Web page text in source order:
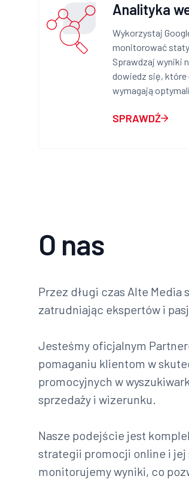
Analityka
Wykorzystaj
monitorować
Sprawdzaj wyniki
dowiedz się, które
wymagają
SPRAWDŹ
O nas
Przez długi czas Alte
zatrudniając ekspertów i
Jesteśmy oficjalnym
pomaganiu klientom w
promocyjnych w
sprzedaży i wizerunku.
Nasze podejście jest
strategii promocji online i
monitorujemy wyniki, co